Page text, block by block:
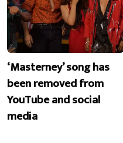
‘Masterney’ song has
been removed from
YouTube and social
media